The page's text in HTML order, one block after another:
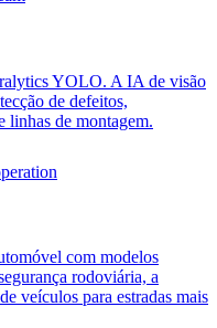
YOLO. A IA de visão
de defeitos,
linhas de montagem.
com modelos
rodoviária, a
veículos para estradas mais